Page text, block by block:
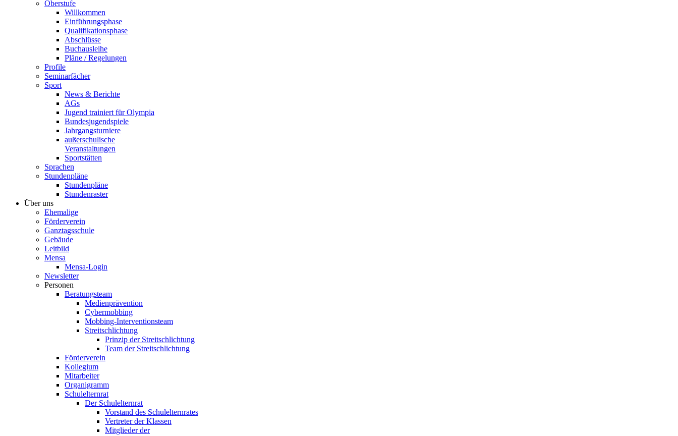
Oberstufe
Willkommen
Einführungsphase
Qualifikationsphase
Abschlüsse
Buchausleihe
Pläne / Regelungen
Profile
Seminarfächer
Sport
News & Berichte
AGs
Jugend trainiert für Olympia
Bundesjugendspiele
Jahrgangsturniere
außerschulische
Veranstaltungen
Sportstätten
Sprachen
Stundenpläne
Stundenpläne
Stundenraster
Über uns
Ehemalige
Förderverein
Ganztagsschule
Gebäude
Leitbild
Mensa
Mensa-Login
Newsletter
Personen
Beratungsteam
Medienprävention
Cybermobbing
Mobbing-Interventionsteam
Streitschlichtung
Prinzip der Streitschlichtung
Team der Streitschlichtung
Förderverein
Kollegium
Mitarbeiter
Organigramm
Schulelternrat
Der Schulelternrat
Vorstand des Schulelternrates
Vertreter der Klassen
Mitglieder der